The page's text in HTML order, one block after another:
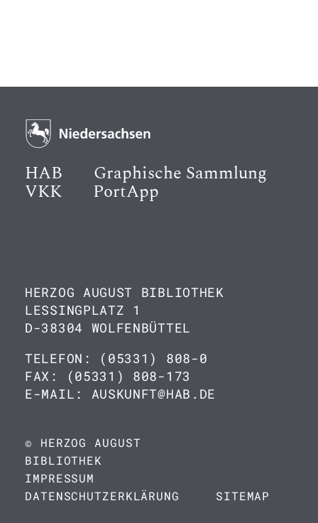
HAB Graphische Sammlung
VKK PortApp
HERZOG AUGUST BIBLIOTHEK
LESSINGPLATZ 1
D-38304 WOLFENBÜTTEL
TELEFON: (05331) 808-0
FAX: (05331) 808-173
E-MAIL: AUSKUNFT@HAB.DE
© HERZOG AUGUST
BIBLIOTHEK
IMPRESSUM
DATENSCHUTZERKLÄRUNG
SITEMAP